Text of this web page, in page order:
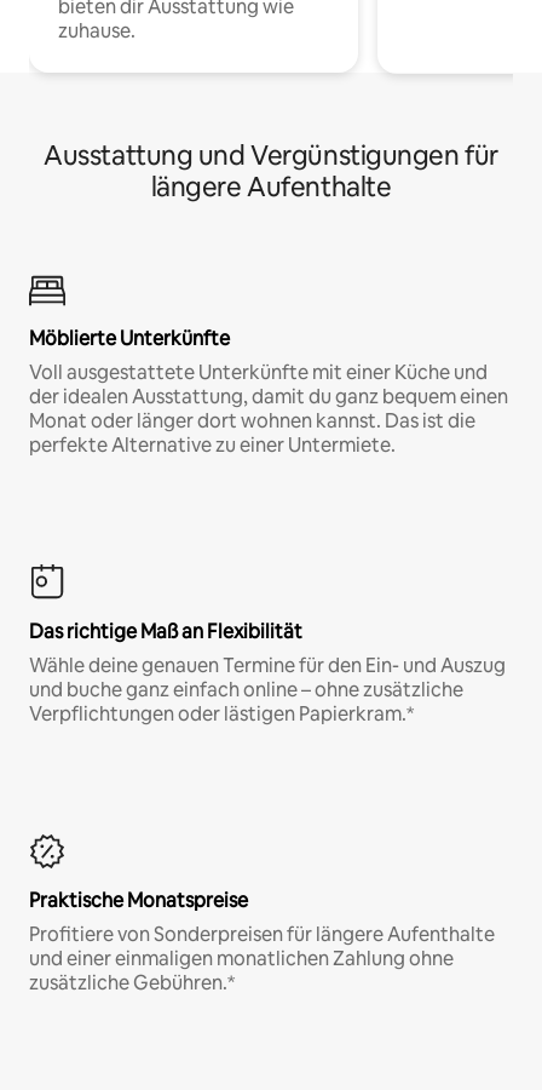
bieten dir Ausstattung wie
zuhause.
Ausstattung und Vergünstigungen für
längere Aufenthalte
Möblierte Unterkünfte
Voll ausgestattete Unterkünfte mit einer Küche und
der idealen Ausstattung, damit du ganz bequem einen
Monat oder länger dort wohnen kannst. Das ist die
perfekte Alternative zu einer Untermiete.
Das richtige Maß an Flexibilität
Wähle deine genauen Termine für den Ein- und Auszug
und buche ganz einfach online – ohne zusätzliche
Verpflichtungen oder lästigen Papierkram.*
Praktische Monatspreise
Profitiere von Sonderpreisen für längere Aufenthalte
und einer einmaligen monatlichen Zahlung ohne
zusätzliche Gebühren.*